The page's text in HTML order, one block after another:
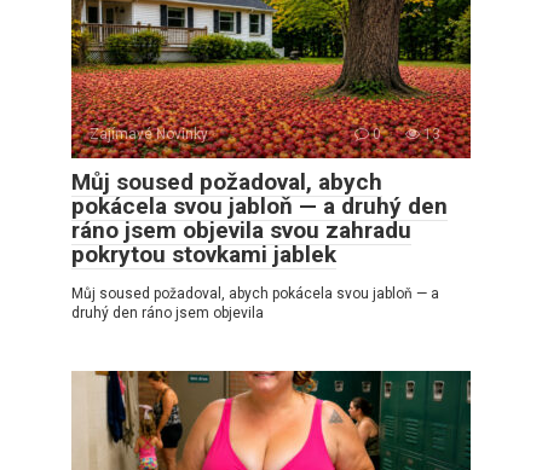
Zajímavé Novinky 0 13
Můj soused požadoval, abych
pokácela svou jabloň — a druhý den
ráno jsem objevila svou zahradu
pokrytou stovkami jablek
Můj soused požadoval, abych pokácela svou jabloň — a
druhý den ráno jsem objevila